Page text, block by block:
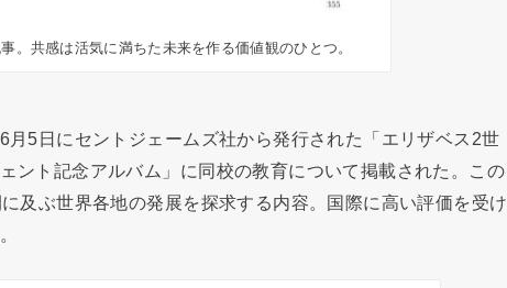
。共感は活気に満ちた未来を作る価値観のひとつ。
5日にセントジェームズ社から発行された「エリザベス2世
ント記念アルバム」に同校の教育について掲載された。この
及ぶ世界各地の発展を探求する内容。国際に高い評価を受け